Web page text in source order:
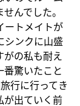
んでした。
ートメイトが
シンクに山盛
の私も耐え
驚いたこと
行に行ってき
が出ていく前